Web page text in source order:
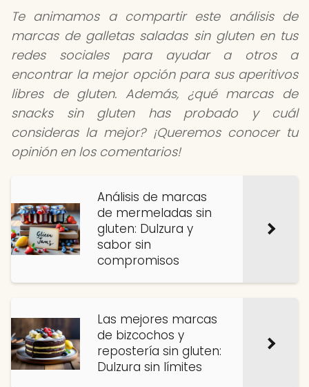
Te animamos a compartir este análisis de
marcas de galletas saladas sin gluten en tus
redes sociales para ayudar a otros a
encontrar la mejor opción para sus aperitivos
libres de gluten. Además, ¿qué marcas de
snacks sin gluten has probado y cuál
consideras la mejor? ¡Queremos conocer tu
opinión en los comentarios!
Análisis de marcas
de mermeladas sin
gluten: Dulzura y
sabor sin
compromisos
Las mejores marcas
de bizcochos y
repostería sin gluten:
Dulzura sin límites